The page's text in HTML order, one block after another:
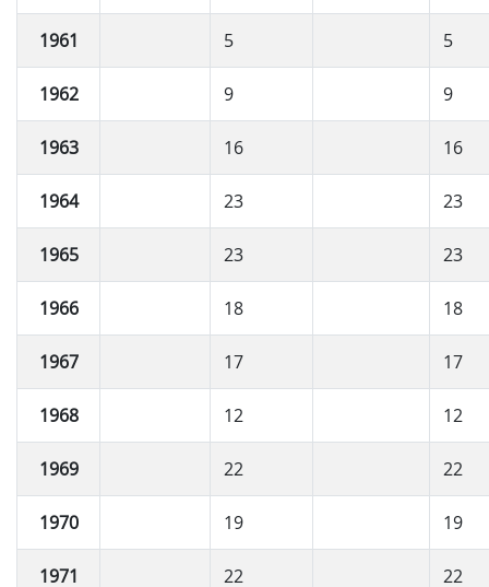
1961 5 5
1962 9 9
1963 16 16
1964 23 23
1965 23 23
1966 18 18
1967 17 17
1968 12 12
1969 22 22
1970 19 19
1971 22 22